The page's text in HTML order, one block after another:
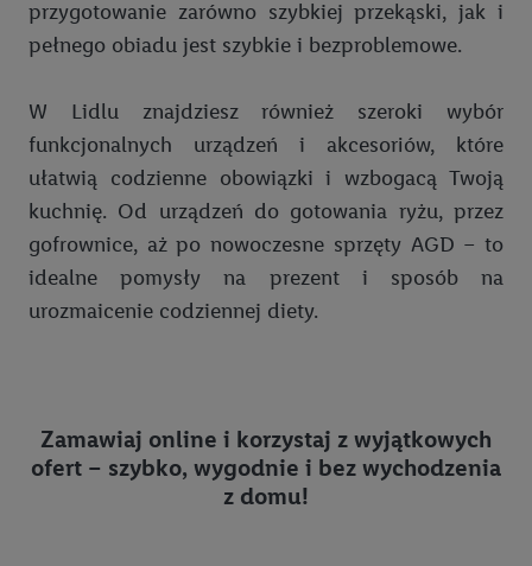
przygotowanie zarówno szybkiej przekąski, jak i
pełnego obiadu jest szybkie i bezproblemowe.
W Lidlu znajdziesz również szeroki wybór
funkcjonalnych urządzeń i akcesoriów, które
ułatwią codzienne obowiązki i wzbogacą Twoją
kuchnię. Od urządzeń do gotowania ryżu, przez
gofrownice, aż po nowoczesne sprzęty AGD – to
idealne pomysły na prezent i sposób na
urozmaicenie codziennej diety.
Zamawiaj online i korzystaj z wyjątkowych
ofert – szybko, wygodnie i bez wychodzenia
z domu!
danych we wszystkich wyżej wymienionych celach, w tym na
współpracę ze wszystkimi wymienionymi partnerami. Dalsze
cofnięcia zgody w dowolnym momencie ze skutkiem na
przyszłość, można znaleźć w naszej
polityce prywatności
Informacje dot. Administratorów można znaleźćtutaj. W
sekcji "Dostosuj" możesz wyrazić zgodę na poszczególne cele
wykorzystania danych oraz dla partnerów ; dotyczy to również
celów i funkcji wymienionych poniżej w formie słów
kluczowych w kontekście korzystania z IAB TCF do celów
reklamowych i pomiaru wydajności:
z różnych źródeł, łączenie różnych urządzeń, identyfikacja
urządzeń na podstawie automatycznie przesyłanych
informacji, mierzenie sukcesu kampanii reklamowych za